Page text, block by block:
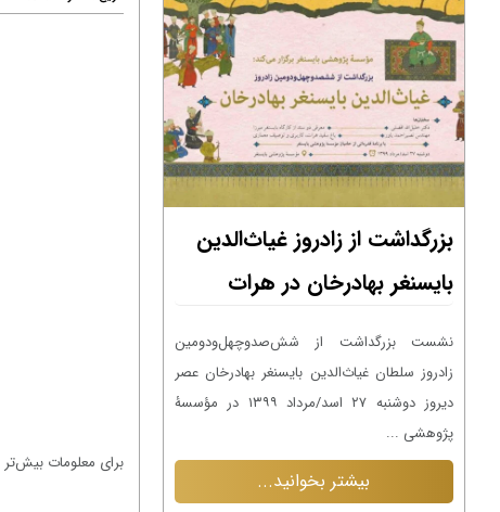
برای معلومات
بزرگداشت از زادروز غیاث‌الدین
بایسنغر بهادرخان در هرات
نشست بزرگداشت از شش‌صدوچهل‌ودومین
زادروز سلطان غیاث‌الدین بایسنغر بهادرخان عصر
دیروز دوشنبه ۲۷ اسد/مرداد ۱۳۹۹ در مؤسسۀ
پژوهشی ...
بیشتر بخوانید...
نشست بزرگداشت